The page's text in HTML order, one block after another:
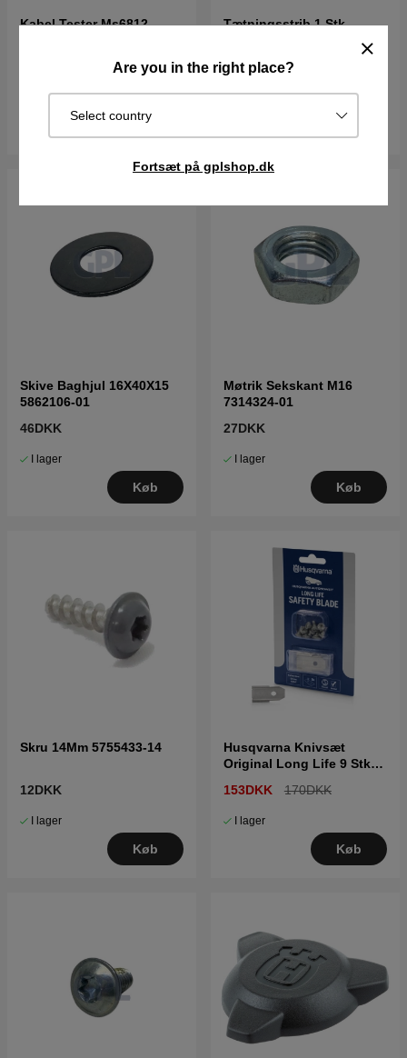
Are you in the right place?
Select country
Fortsæt på gplshop.dk
Kabel Tester Ms6812
266DKK
Udsolgt
Overvåg
Tætningsstrib 1 Stk
16DKK
I lager
Skive Baghjul 16X40X15
5862106-01
46DKK
I lager
Køb
Møtrik Sekskant M16
7314324-01
27DKK
I lager
Køb
Skru 14Mm 5755433-14
12DKK
I lager
Køb
Husqvarna Knivsæt
Original Long Life 9 Stk
153DKK 170DKK
I lager
Køb